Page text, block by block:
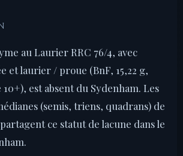
au Laurier RRC 76/4, avec
et laurier / proue (BnF, 15,22 g,
est absent du Sydenham. Les
(semis, triens, quadrans) de
ce statut de lacune dans le